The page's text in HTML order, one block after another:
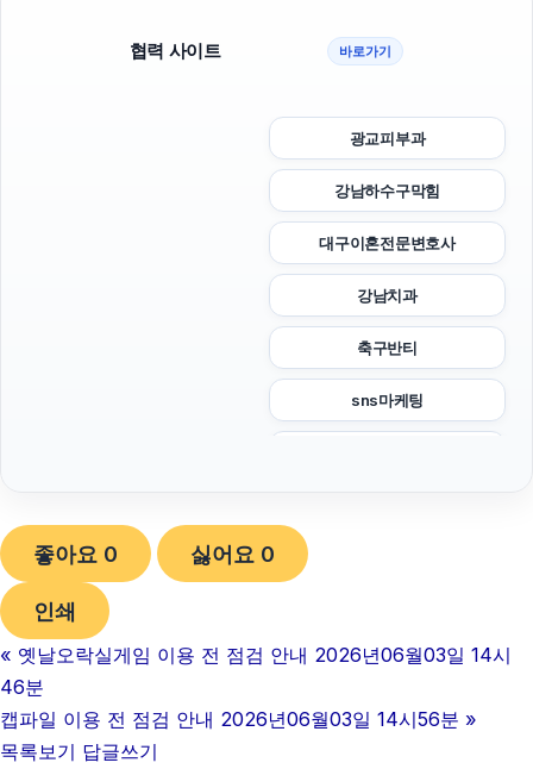
협력 사이트 바로가기
광교피부과
강남하수구막힘
대구이혼전문변호사
강남치과
축구반티
sns마케팅
이혼변호사
이혼전문변호사
좋아요 0 싫어요 0
인쇄
« 옛날오락실게임 이용 전 점검 안내 2026년06월03일 14시
46분
캡파일 이용 전 점검 안내 2026년06월03일 14시56분 »
목록보기 답글쓰기